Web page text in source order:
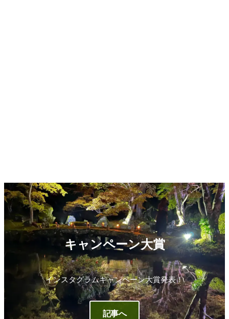
キャンペーン大賞
インスタグラムキャンペーン大賞発表！
記事へ